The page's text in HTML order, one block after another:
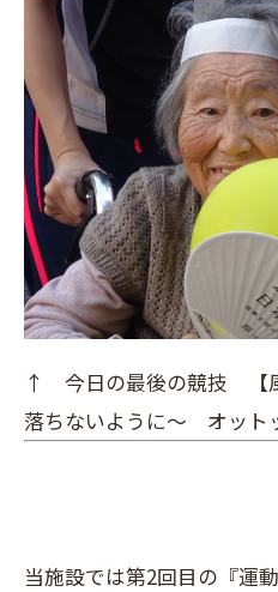
↑ 今日の最後の競技 【
落ちないように～ オット
当施設では第2回目の『運動